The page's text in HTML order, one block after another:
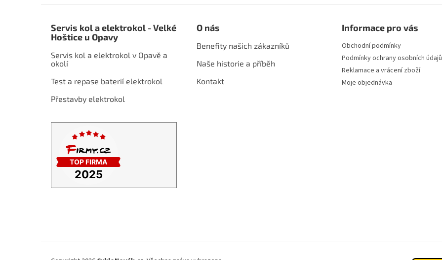
Servis kol a elektrokol - Velké
Hoštice u Opavy
Servis kol a elektrokol v Opavě a
okolí
Test a repase baterií elektrokol
Přestavby elektrokol
O nás
Benefity našich zákazníků
Naše historie a příběh
Kontakt
Informace pro vás
Obchodní podmínky
Podmínky ochrany osobních údajů
Reklamace a vrácení zboží
Moje objednávka